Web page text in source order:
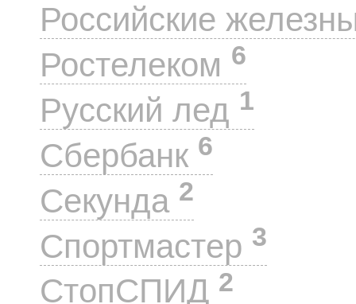
Российские
Ростелеком 6
Русский лед 1
Сбербанк 6
Секунда 2
Спортмастер 3
СтопСПИД 2